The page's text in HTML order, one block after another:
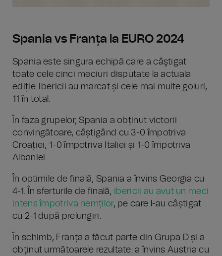
Spania vs Franța la EURO 2024
Spania este singura echipă care a câştigat
toate cele cinci meciuri disputate la actuala
ediție. Ibericii au marcat și cele mai multe goluri,
11 în total.
În faza grupelor, Spania a obținut victorii
convingătoare, câștigând cu 3-0 împotriva
Croației, 1-0 împotriva Italiei și 1-0 împotriva
Albaniei​.
În optimile de finală, Spania a învins Georgia cu
4-1. În sferturile de finală, ibericii au avut un meci
intens împotriva nemților, pe care l-au câștigat
cu 2-1 după prelungiri​.
În schimb, Franța a făcut parte din Grupa D și a
obținut următoarele rezultate: a învins Austria cu